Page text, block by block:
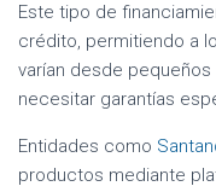
Este tipo de
crédito, permitiendo a
varían desde
necesitar garantías
Entidades como
productos mediante